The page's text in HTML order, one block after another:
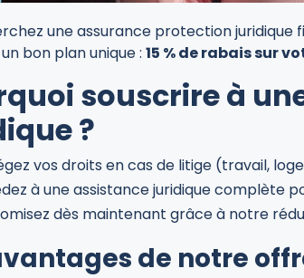
une assurance protection juridique
bon plan unique : 15 % de rabais sur
souscrire à
?
vos droits en cas de litige (travail,
à une assistance juridique complète
dès maintenant grâce à notre
de notre